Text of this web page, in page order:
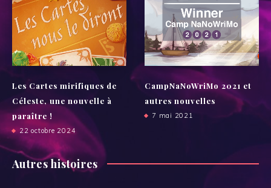
Les Cartes mirifiques de
Céleste, une nouvelle à
paraître !
22 octobre 2024
CampNaNoWriMo 2021 et
autres nouvelles
7 mai 2021
Autres histoires